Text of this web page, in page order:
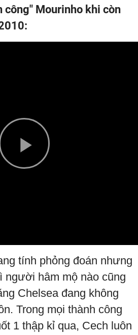
công" Mourinho khi còn
Play
tính phỏng đoán nhưng
người hâm mộ nào cũng
Chelsea đang không
Trong mọi thành công
1 thập kỉ qua, Cech luôn